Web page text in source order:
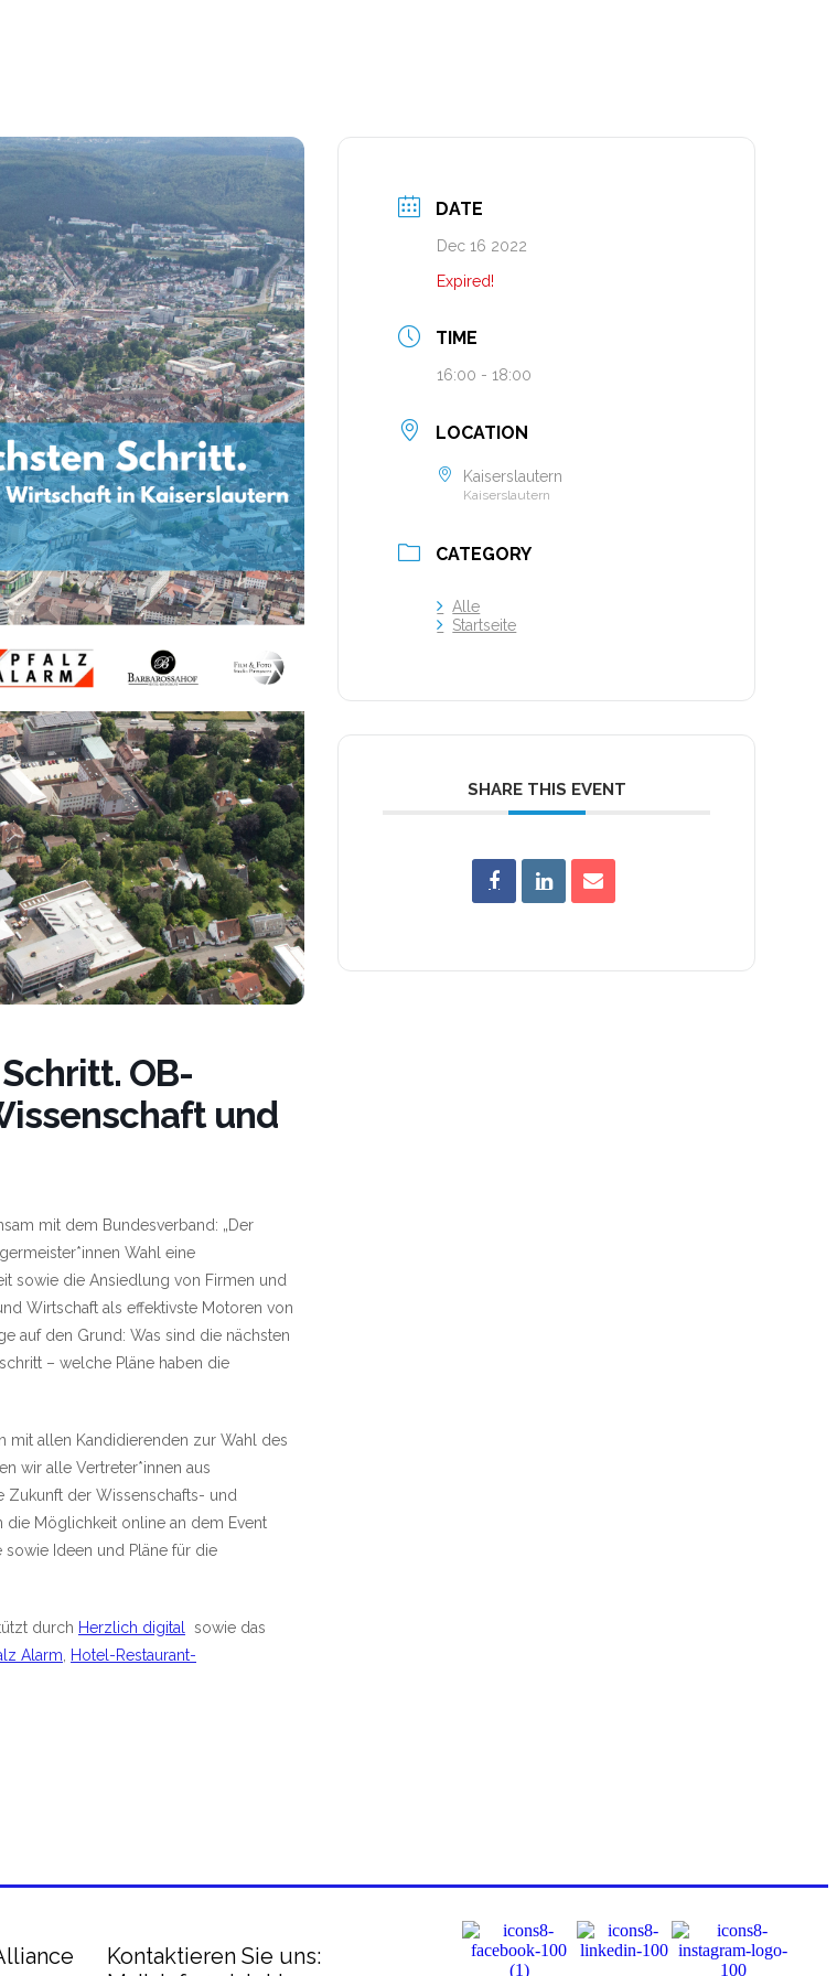
OB-
und
mit dem Bundesverband: „Der
Wahl eine
sowie die Ansiedlung von Firmen und
Wirtschaft als effektivste Motoren von
auf den Grund: Was sind die nächsten
– welche Pläne haben die
mit allen Kandidierenden zur Wahl des
wir alle Vertreter*innen aus
Zukunft der Wissenschafts- und
die Möglichkeit online an dem Event
Ideen und Pläne für die
durch Herzlich digital sowie das
Alarm, Hotel-Restaurant-
DATE
Dec 16 2022
Expired!
TIME
16:00 - 18:00
LOCATION
Kaiserslautern
Kaiserslautern
CATEGORY
Alle
Startseite
SHARE THIS EVENT
Kontaktieren Sie uns: